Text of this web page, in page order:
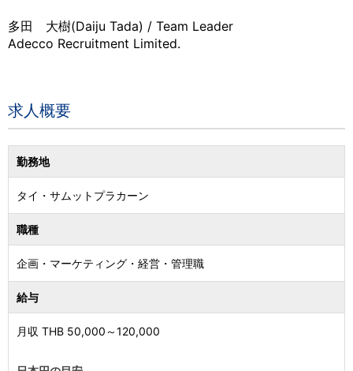
多田 大樹(Daiju Tada) / Team Leader
Adecco Recruitment Limited.
求人概要
勤務地
タイ ・ サムットプラカーン
職種
企画・マーケティング・経営・管理職
給与
月収 THB 50,000 ～120,000